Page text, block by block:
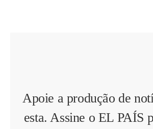
Apoie a produção de
esta. Assine o EL PAÍS